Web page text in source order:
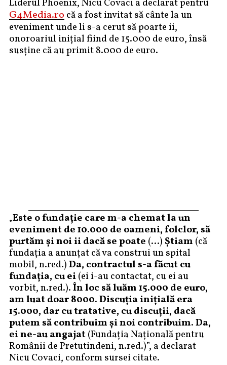
Liderul Phoenix, Nicu Covaci a declarat pentru
G4Media.ro că a fost invitat să cânte la un
eveniment unde li s-a cerut să poarte ii,
onoroariul inițial fiind de 15.000 de euro, însă
susține că au primit 8.000 de euro.
„Este o fundație care m-a chemat la un
eveniment de 10.000 de oameni, folclor, să
purtăm și noi ii dacă se poate (…) Știam (că
fundația a anunțat că va construi un spital
mobil, n.red.)Da, contractul s-a făcut cu
fundația, cu ei(ei i-au contactat, cu ei au
vorbit, n.red.).În loc să luăm 15.000 de euro,
am luat doar 8000. Discuția inițială era
15.000, dar cu tratative, cu discuții, dacă
putem să contribuim și noi contribuim. Da,
ei ne-au angajat (Fundația Națională pentru
Românii de Pretutindeni, n.red.)”, a declarat
Nicu Covaci, conform sursei citate.